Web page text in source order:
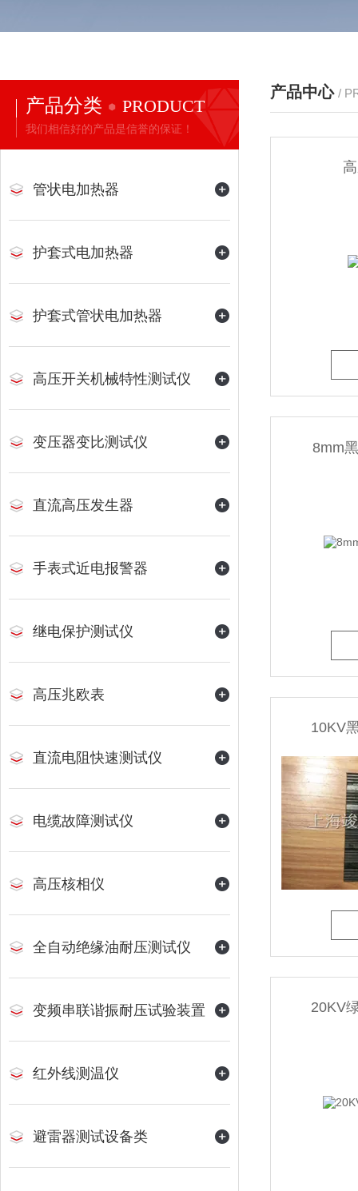
产品分类 PRODUCT
我们相信好的产品是信誉的保证！
管状电加热器
护套式电加热器
护套式管状电加热器
高压开关机械特性测试仪
变压器变比测试仪
直流高压发生器
手表式近电报警器
继电保护测试仪
高压兆欧表
直流电阻快速测试仪
电缆故障测试仪
高压核相仪
全自动绝缘油耐压测试仪
变频串联谐振耐压试验装置
红外线测温仪
避雷器测试设备类
产品中心 /
8mm
10KV
20KV